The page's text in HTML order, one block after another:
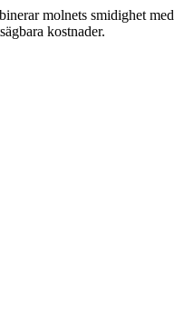
molnets smidighet med
kostnader.